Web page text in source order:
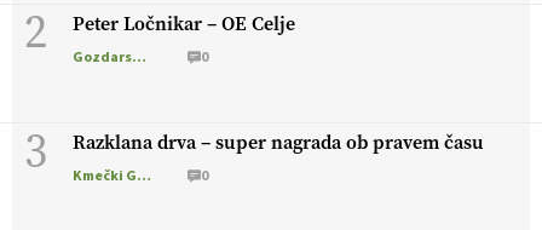
2 Peter Ločnikar – OE Celje
Gozdarstvo 0
3 Razklana drva – super nagrada ob pravem času
Kmečki Glas 0